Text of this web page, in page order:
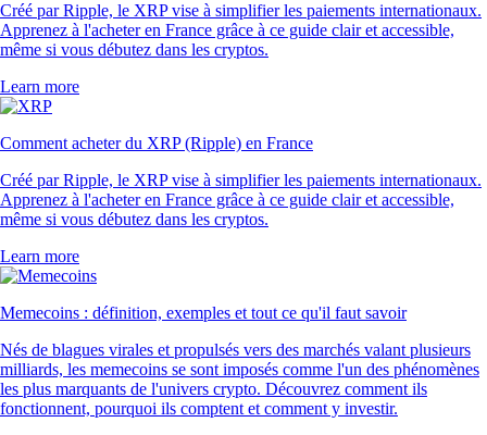
Créé par Ripple, le XRP vise à simplifier les paiements internationaux.
Apprenez à l'acheter en France grâce à ce guide clair et accessible,
même si vous débutez dans les cryptos.
Learn more
Comment acheter du XRP (Ripple) en France
Créé par Ripple, le XRP vise à simplifier les paiements internationaux.
Apprenez à l'acheter en France grâce à ce guide clair et accessible,
même si vous débutez dans les cryptos.
Learn more
Memecoins : définition, exemples et tout ce qu'il faut savoir
Nés de blagues virales et propulsés vers des marchés valant plusieurs
milliards, les memecoins se sont imposés comme l'un des phénomènes
les plus marquants de l'univers crypto. Découvrez comment ils
fonctionnent, pourquoi ils comptent et comment y investir.